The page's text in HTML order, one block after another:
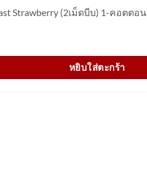
Strawberry (2เม็ดบีบ) 1-คอตตอน
หยิบใส่ตะกร้า